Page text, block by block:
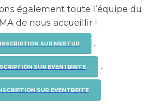
également toute l’équipe du
de nous accueillir !
INSCRIPTION SUR MEETUP .
SUR EVENTBRITE .
SUR EVENTBRITE